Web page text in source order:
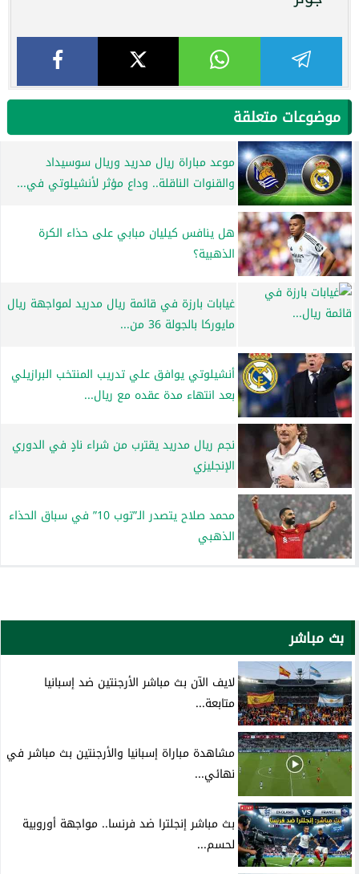
موضوعات متعلقة
موعد مباراة ريال مدريد وريال سوسيداد
والقنوات الناقلة.. وداع مؤثر لأنشيلوتي في...
هل ينافس كيليان مبابي على حذاء الكرة
الذهبية؟
غيابات بارزة في قائمة ريال مدريد لمواجهة ريال
مايوركا بالجولة 36 من...
أنشيلوتي يوافق علي تدريب المنتخب البرازيلي
بعد انتهاء مدة عقده مع ريال...
نجم ريال مدريد يقترب من شراء نادٍ في الدوري
الإنجليزي
محمد صلاح يتصدر الـ”توب 10” في سباق الحذاء
الذهبي
بث مباشر
لايف الآن بث مباشر الأرجنتين ضد إسبانيا
متابعة...
مشاهدة مباراة إسبانيا والأرجنتين بث مباشر في
نهائي...
بث مباشر إنجلترا ضد فرنسا.. مواجهة أوروبية
لحسم...